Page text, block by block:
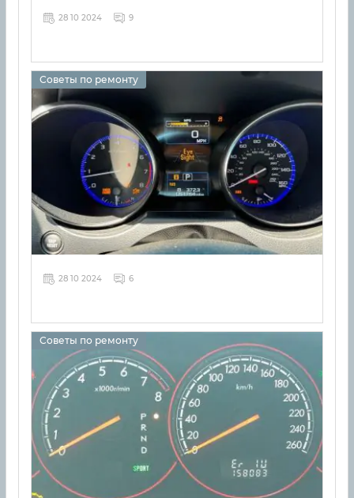
28 10 2024 9
Советы по ремонту
28 10 2024 6
Советы по ремонту